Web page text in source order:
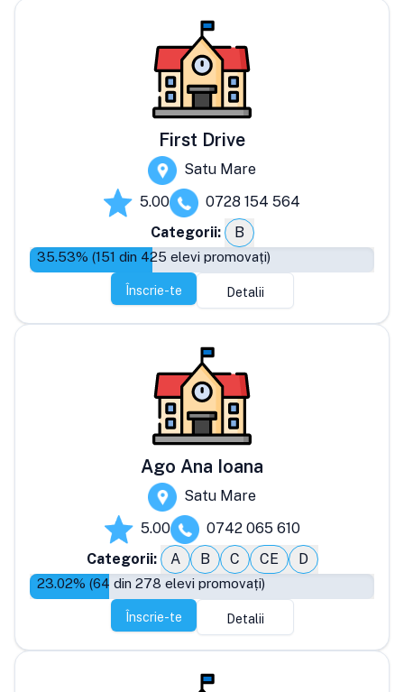
First Drive
Satu Mare
5.00
0728 154 564
Categorii:
B
35.53% (151 din 425 elevi promovați)
Înscrie-te Detalii
Ago Ana Ioana
Satu Mare
5.00
0742 065 610
Categorii:
A B C CE D
23.02% (64 din 278 elevi promovați)
Înscrie-te Detalii